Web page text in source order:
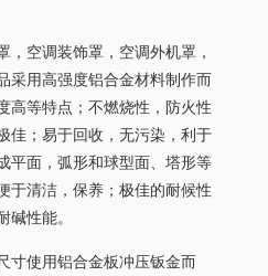
空调装饰罩，空调外机罩，
采用高强度铝合金材料制作而
高等特点；不燃烧性，防火性
佳；易于回收，无污染，利于
平面，弧形和球型面、塔形等
于清洁，保养；极佳的耐候性
性能。
寸使用铝合金板冲压钣金而